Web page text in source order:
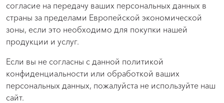
согласие на передачу ваших персональных данных в
страны за пределами Европейской экономической
зоны, если это необходимо для покупки нашей
продукции и услуг.
Если вы не согласны с данной политикой
конфиденциальности или обработкой ваших
персональных данных, пожалуйста не используйте наш
сайт.